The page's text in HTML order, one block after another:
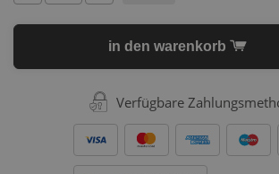
in den warenkorb
Verfügbare